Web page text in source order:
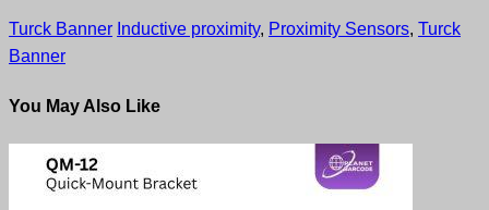
Turck Banner Inductive proximity, Proximity Sensors, Turck
Banner
You May Also Like